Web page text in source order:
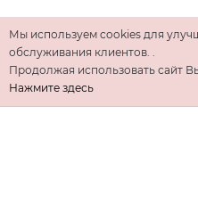
Мы используем cookies для
обслуживания клиентов. .
Продолжая использовать сайт
Нажмите здесь